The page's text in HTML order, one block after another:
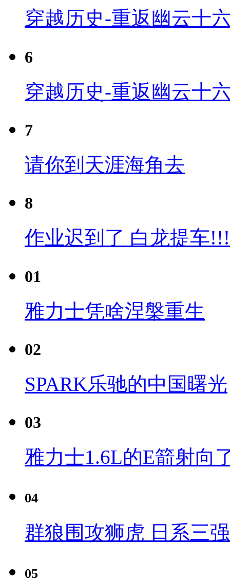
穿越历史-重返幽云十
6
穿越历史-重返幽云十
7
请你到天涯海角去
8
作业迟到了 白龙提车
01
雅力士凭啥涅槃重生
02
SPARK乐驰的中国曙光
03
雅力士1.6L的E箭射向
04
群狼围攻狮虎 日系三
05